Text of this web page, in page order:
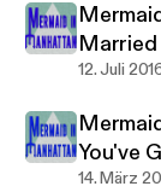
Married
12. Juli
You've
14. März